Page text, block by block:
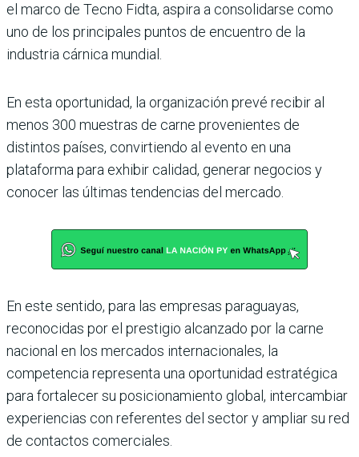
el marco de Tecno Fidta, aspira a consolidarse como
uno de los principales puntos de encuentro de la
industria cárnica mundial.
En esta oportunidad, la organización prevé recibir al
menos 300 muestras de carne provenientes de
distintos países, convirtiendo al evento en una
plataforma para exhibir calidad, generar negocios y
conocer las últimas tendencias del mercado.
En este sentido, para las empresas paraguayas,
reconocidas por el prestigio alcanzado por la carne
nacional en los mercados internacionales, la
competencia representa una oportunidad estratégica
para fortalecer su posicionamiento global, intercambiar
experiencias con referentes del sector y ampliar su red
de contactos comerciales.